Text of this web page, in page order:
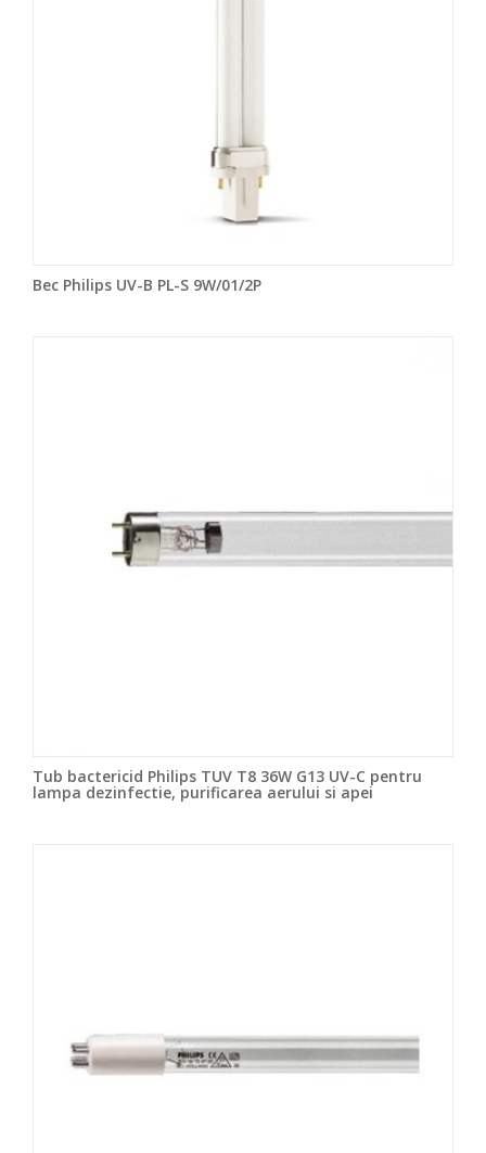
Bec Philips UV-B PL-S 9W/01/2P
Tub bactericid Philips TUV T8 36W G13 UV-C pentru
lampa dezinfectie, purificarea aerului si apei